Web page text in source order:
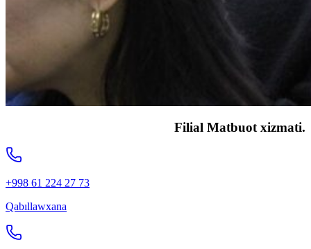
Filial Matbuot xizmati.
+998 61 224 27 73
Qabıllawxana